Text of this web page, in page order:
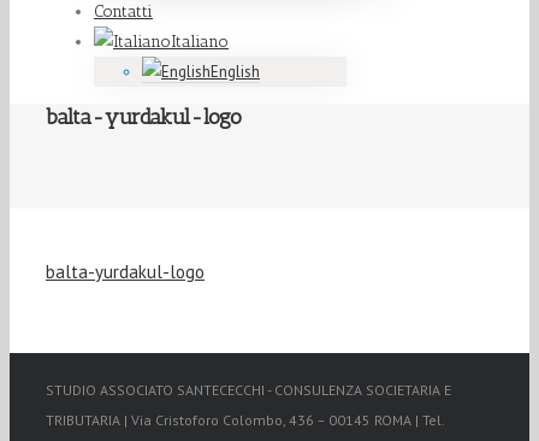
Contatti
Italiano
English
balta-yurdakul-logo
balta-yurdakul-logo
STUDIO ASSOCIATO SANTECECCHI - CONSULENZA SOCIETARIA E
TRIBUTARIA | Via Cristoforo Colombo, 436 – 00145 ROMA | Tel.